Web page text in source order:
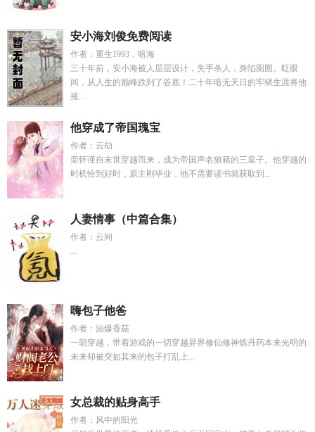
安小海刘俊免费阅读
作者：重生1993，暗海
三十年前，安小海被人层层设计，失手杀人，身陷囹圄。眨眼
间，从人生的巅峰跌到了谷底！二十年暗无天日的牢狱生涯将他
摧...
他穿成了帝国瑰宝
作者：云劫
栾怀谨自末世穿越而来，成为帝国声名狼藉的三皇子。他穿越的
时机恰到好时，原主刚毕业，他不需要读书就获取到...
人妻情事（中篇合集）
作者：云间
...
嗨包子他爸
作者：油爆香菇
一朝穿越，带着游戏的一切穿越异界修仙修神炼丹药本来光明的
未来却被突如其来的包子打乱上...
女总裁的贴身高手
作者：风中的阳光